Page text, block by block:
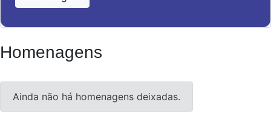
Homenagens
Ainda não há homenagens deixadas.